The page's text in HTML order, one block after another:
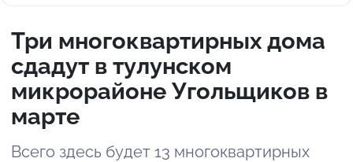
Три многоквартирных дома
сдадут в тулунском
микрорайоне Угольщиков в
марте
Всего здесь будет 13 многоквартирных